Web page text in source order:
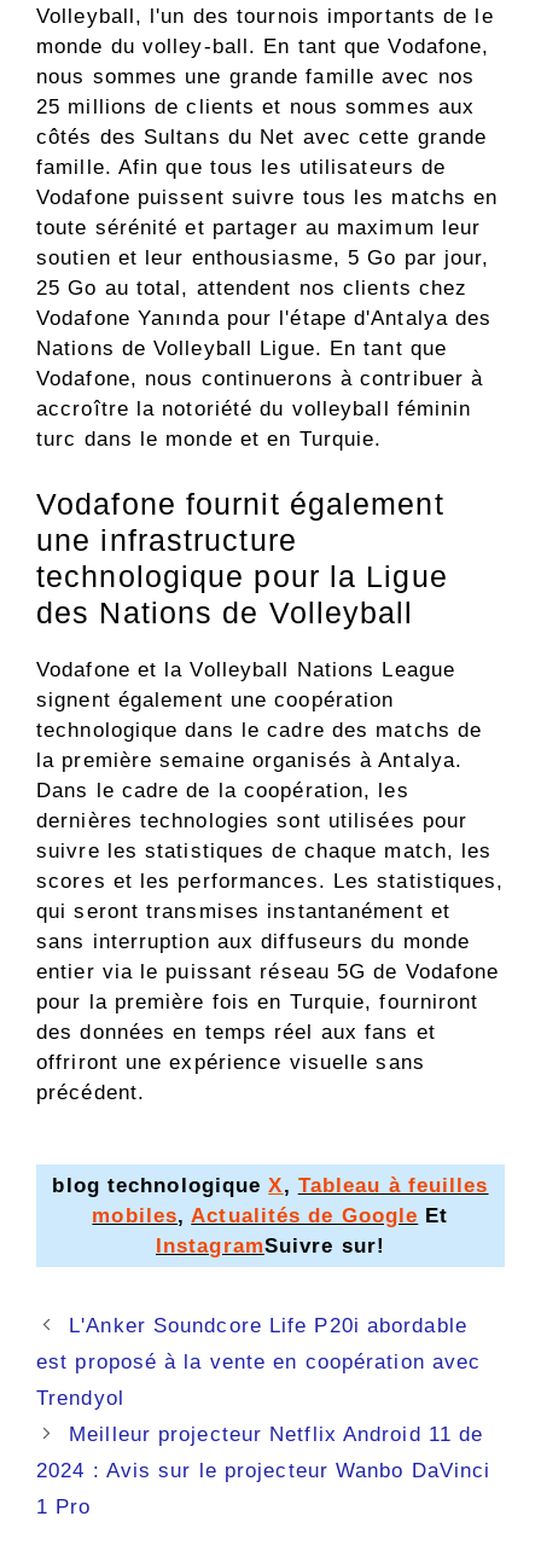
Volleyball, l'un des tournois importants de le
monde du volley-ball. En tant que Vodafone,
nous sommes une grande famille avec nos
25 millions de clients et nous sommes aux
côtés des Sultans du Net avec cette grande
famille. Afin que tous les utilisateurs de
Vodafone puissent suivre tous les matchs en
toute sérénité et partager au maximum leur
soutien et leur enthousiasme, 5 Go par jour,
25 Go au total, attendent nos clients chez
Vodafone Yanında pour l'étape d'Antalya des
Nations de Volleyball Ligue. En tant que
Vodafone, nous continuerons à contribuer à
accroître la notoriété du volleyball féminin
turc dans le monde et en Turquie.
Vodafone fournit également
une infrastructure
technologique pour la Ligue
des Nations de Volleyball
Vodafone et la Volleyball Nations League
signent également une coopération
technologique dans le cadre des matchs de
la première semaine organisés à Antalya.
Dans le cadre de la coopération, les
dernières technologies sont utilisées pour
suivre les statistiques de chaque match, les
scores et les performances. Les statistiques,
qui seront transmises instantanément et
sans interruption aux diffuseurs du monde
entier via le puissant réseau 5G de Vodafone
pour la première fois en Turquie, fourniront
des données en temps réel aux fans et
offriront une expérience visuelle sans
précédent.
blog technologiqueX, Tableau à feuilles
mobiles, Actualités de Google Et
InstagramSuivre sur!
Navigation
des
L'Anker Soundcore Life P20i abordable
est proposé à la vente en coopération avec
Trendyol
Meilleur projecteur Netflix Android 11 de
2024 : Avis sur le projecteur Wanbo DaVinci
1 Pro